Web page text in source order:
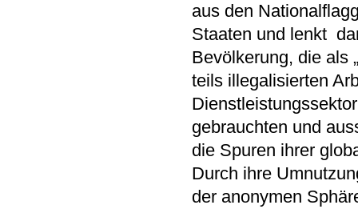
aus den
Staaten und lenkt
Bevölkerung, die als
teils illegalisierten
gebrauchten und
die Spuren ihrer
Durch ihre
der anonymen